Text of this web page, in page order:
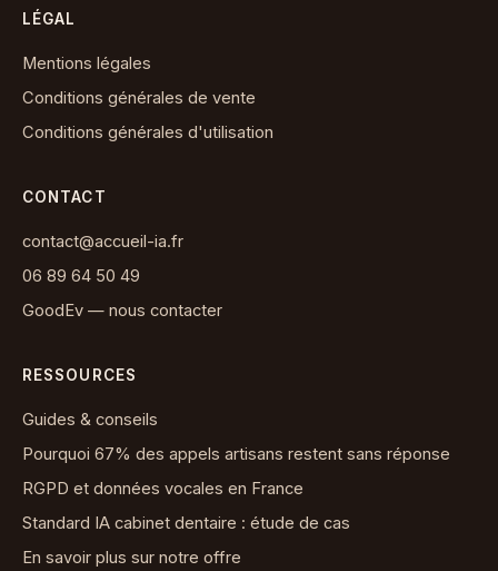
LÉGAL
Mentions légales
Conditions générales de vente
Conditions générales d'utilisation
CONTACT
contact@accueil-ia.fr
06 89 64 50 49
GoodEv — nous contacter
RESSOURCES
Guides & conseils
Pourquoi 67% des appels artisans restent sans réponse
RGPD et données vocales en France
Standard IA cabinet dentaire : étude de cas
En savoir plus sur notre offre